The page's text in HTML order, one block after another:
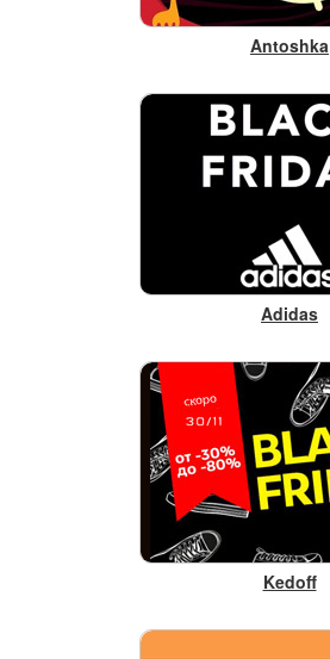
Antoshka
Adidas
Kedoff